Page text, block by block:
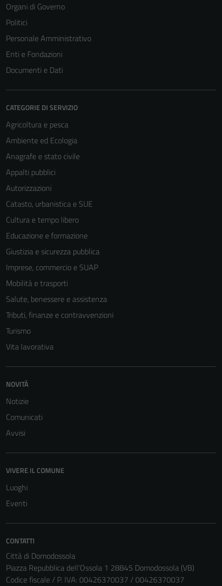
Organi di Governo
Politici
Personale Amministrativo
Enti e Fondazioni
Documenti e Dati
CATEGORIE DI SERVIZIO
Agricoltura e pesca
Ambiente ed Ecologia
Anagrafe e stato civile
Appalti pubblici
Autorizzazioni
Catasto, urbanistica e SUE
Cultura e tempo libero
Educazione e formazione
Giustizia e sicurezza pubblica
Imprese, commercio e SUAP
Mobilità e trasporti
Salute, benessere e assistenza
Tributi, finanze e contravvenzioni
Turismo
Vita lavorativa
NOVITÀ
Notizie
Comunicati
Avvisi
VIVERE IL COMUNE
Luoghi
Eventi
CONTATTI
Città di Domodossola
Piazza Repubblica dell'Ossola 1 28845 Domodossola (VB)
Codice fiscale / P. IVA: 00426370037 / 00426370037
Questi cookie